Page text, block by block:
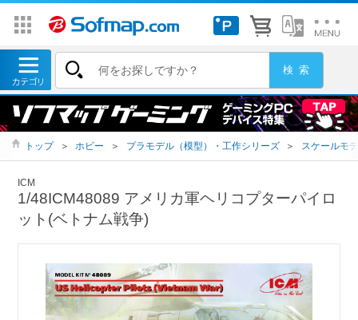
トップ ＞ ホビー ＞ プラモデル（模型）・工作シリーズ ＞ スケールモ
ICM
1/48ICM48089 アメリカ軍ヘリコプターパイロ
ット(ベトナム戦争)